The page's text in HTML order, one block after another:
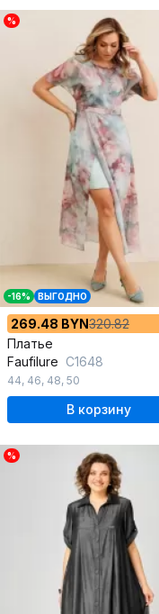
%
-16% ВЫГОДНО
269.48 BYN320.82
Платье
Faufilure C1648
44, 46, 48, 50
В корзину
%